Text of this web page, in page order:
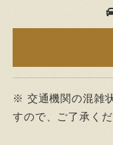
※ 交通機関の混雑
すので、ご了承くだ